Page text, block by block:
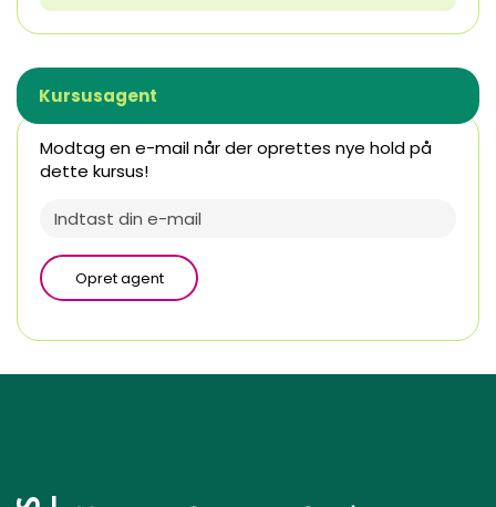
Kursusagent
Modtag en e-mail når der oprettes nye hold på
dette kursus!
Opret agent